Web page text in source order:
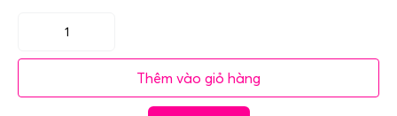
Giỏ
hoa
Thêm vào giỏ hàng